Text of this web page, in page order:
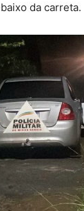
da carreta.